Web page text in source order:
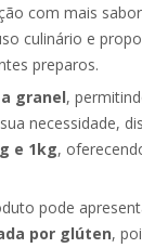
com mais
culinário e
preparos.
granel,
necessidade,
e 1kg,
pode
por glúten,